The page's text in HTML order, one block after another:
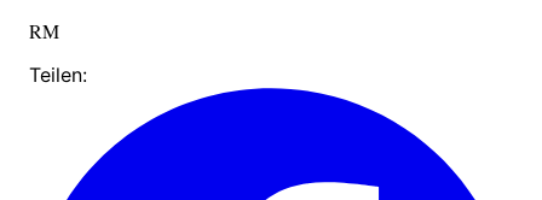
RM
Teilen: